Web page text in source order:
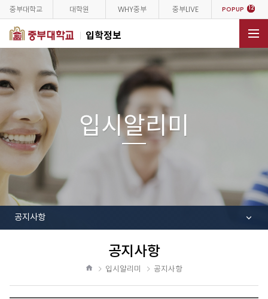
입학정보
전체메뉴
중부대학교 대학원 WHY중부 중부LIVE POPUP 12
입시알리미
공지사항
공지사항
입시알리미 공지사항
기